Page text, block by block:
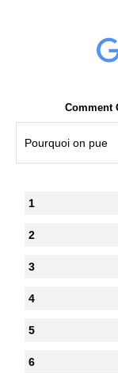
Comment
1
2
3
4
5
6